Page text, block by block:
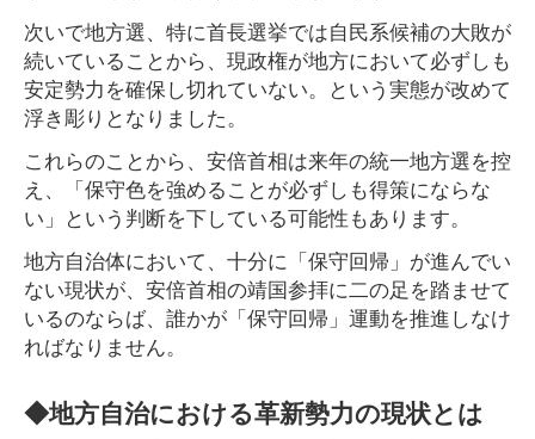
次いで地方選、特に首長選挙では自民系候補の大敗が
続いていることから、現政権が地方において必ずしも
安定勢力を確保し切れていない。という実態が改めて
浮き彫りとなりました。
これらのことから、安倍首相は来年の統一地方選を控
え、「保守色を強めることが必ずしも得策にならな
い」という判断を下している可能性もあります。
地方自治体において、十分に「保守回帰」が進んでい
ない現状が、安倍首相の靖国参拝に二の足を踏ませて
いるのならば、誰かが「保守回帰」運動を推進しなけ
ればなりません。
◆地方自治における革新勢力の現状とは